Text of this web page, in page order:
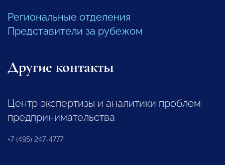
Региональные отделения
Представители за рубежом
Другие контакты
Центр экспертизы и аналитики проблем
предпринимательства
+7 (495) 247-4777